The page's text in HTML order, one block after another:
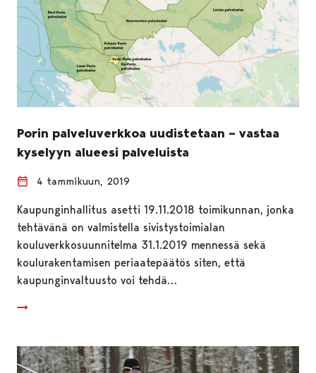
Porin palveluverkkoa uudistetaan – vastaa
kyselyyn alueesi palveluista
4 tammikuun, 2019
Kaupunginhallitus asetti 19.11.2018 toimikunnan, jonka
tehtävänä on valmistella sivistystoimialan
kouluverkkosuunnitelma 31.1.2019 mennessä sekä
koulurakentamisen periaatepäätös siten, että
kaupunginvaltuusto voi tehdä…